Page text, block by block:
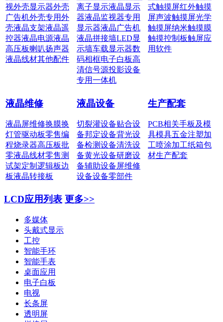
视外壳显示器外壳
广告机外壳专用外
壳液晶支架液晶遥
控器液晶电源液晶
高压板喇叭扬声器
液晶线材其他配件
离子显示液晶显示
器液晶监视器专用
显示器液晶广告机
液晶拼接墙LED显
示墙车载显示器数
码相框电子白板高
清信号源投影设备
专用一体机
式触摸屏红外触摸
屏声波触摸屏光学
触摸屏纳米触摸膜
触摸控制板触屏应
用软件
液晶维修
液晶屏维修换膜换
灯管驱动板零售编
程烧录器高压板批
零液晶线材零售测
试架定制 逻辑板边
板液晶转接板
液晶设备
切裂灌设备贴合设
备邦定设备背光设
备检测设备清洗设
备黄光设备研磨设
备辅助设备屏维修
设备设备零部件
生产配套
PCB相关手板及模
具模具五金注塑加
工喷涂加工纸箱包
材生产配套
LCD应用列表 更多>>
多媒体
头戴式显示
工控
智能手环
智能手表
桌面应用
电子白板
电视
长条屏
透明屏